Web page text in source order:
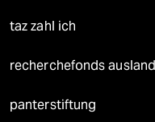
taz zahl ich
recherchefonds ausland
panterstiftung